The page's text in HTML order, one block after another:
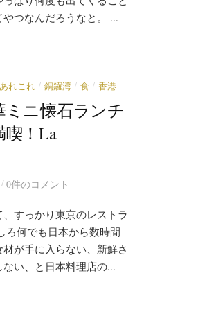
つなんだろうなと。 ...
れこれ / 銅鑼湾 / 食 / 香港
ニ懐石ランチ
！La
/0件のコメント
すっかり東京のレストラ
ろ何でも日本から数時間
が手に入らない、新鮮さ
い、と日本料理店の...